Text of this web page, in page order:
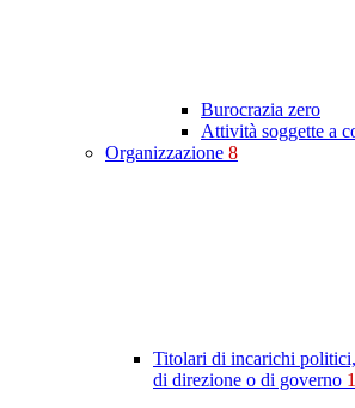
Burocrazia zero
Attività soggette a
Organizzazione 8
Titolari di incarichi
di direzione o di governo 1